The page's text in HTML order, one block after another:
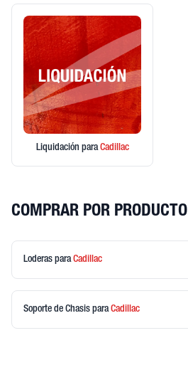
Liquidación paraCadillac
COMPRAR POR PRODUCTO
Loderas paraCadillac
Soporte de Chasis paraCadillac